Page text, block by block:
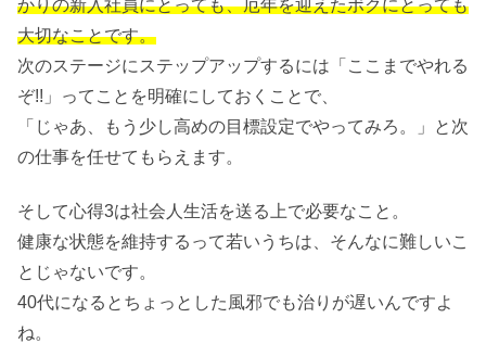
かりの新入社員にとっても、厄年を迎えたボクにとっても
大切なことです。
次のステージにステップアップするには「ここまでやれる
ぞ!!」ってことを明確にしておくことで、
「じゃあ、もう少し高めの目標設定でやってみろ。」と次
の仕事を任せてもらえます。
そして心得3は社会人生活を送る上で必要なこと。
健康な状態を維持するって若いうちは、そんなに難しいこ
とじゃないです。
40代になるとちょっとした風邪でも治りが遅いんですよ
ね。